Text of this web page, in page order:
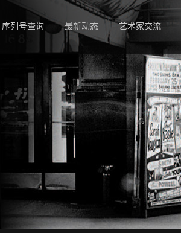
序列号查询 最新动态 艺术家交流